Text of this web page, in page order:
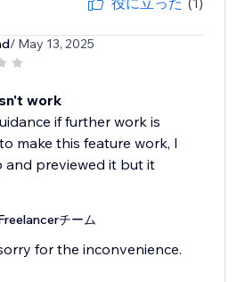
/ May 13, 2025
work
if further work is
make this feature work, I
and previewed it but it
チーム
for the inconvenience.